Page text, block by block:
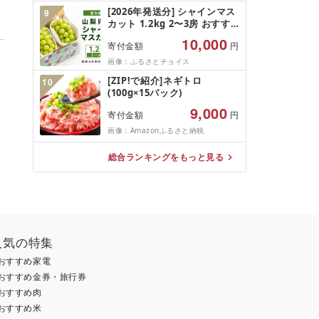
規格外 魚介 ランキング 海鮮
冷凍 発送時期が選べる 北海道
別海町 )(クラウドファンディ
ング対象)
9
[2026年発送分] シャインマス
カット 1.2kg 2〜3房 おすす
ーツ ブドウ 果物 ぶどう シャ
イン マスカット くだもの お
届け 国産 葡萄 贈答 新鮮
寄付金額 10,000 円
画像：ふるさとチョイス
10
[ZIP!で紹介]ネギトロ
(100g×15パック)
寄付金額 9,000 円
画像：Amazonふるさと納税
総合ランキングをもっと見る
の特集
すすめ家電
すすめ金券・旅行券
すすめ肉
すすめ米